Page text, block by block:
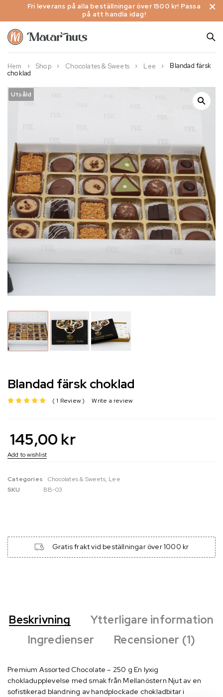
Fri leverans på alla beställningar över 1500 kr! Passa
på att handla idag!
Hem Shop Chocolates & Sweets Lee
Blandad färsk
choklad
Utsåld
Blandad färsk choklad
1 Review Write a review
145,00 kr
Categories Chocolates & Sweets, Lee
SKU
BB-03
Gratis frakt vid beställningar över 1000 kr
Beskrivning
Ytterligare information
Ingredienser
Recensioner (1)
Premium Assorted Chocolate – 250 g En lyxig
chokladupplevelse med smak från Mellanöstern Njut av en
sofistikerad blandning av handplockade chokladbitar i